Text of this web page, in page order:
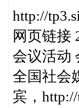
http://
网页链接
会议活动
全国社会
宾，